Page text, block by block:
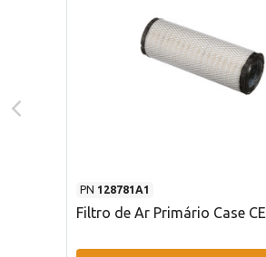
PN 128781A1
Filtro de Ar Primário Case CE